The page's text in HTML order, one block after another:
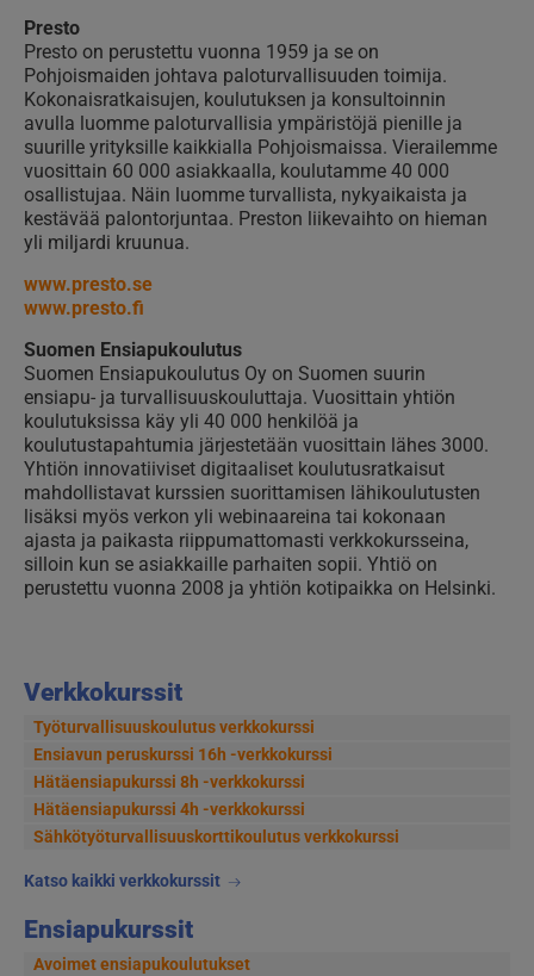
Verkkokurssit
Työturvallisuuskoulutus verkkokurssi
Ensiavun peruskurssi 16h -verkkokurssi
Hätäensiapukurssi 8h -verkkokurssi
Hätäensiapukurssi 4h -verkkokurssi
Sähkötyöturvallisuus­korttikoulutus verkkokurssi
Katso kaikki verkkokurssit
Ensiapukurssit
Avoimet ensiapukoulutukset
Presto
Presto on perustettu vuonna 1959 ja se on
Pohjoismaiden johtava paloturvallisuuden toimija.
Kokonaisratkaisujen, koulutuksen ja konsultoinnin
avulla luomme paloturvallisia ympäristöjä pienille ja
suurille yrityksille kaikkialla Pohjoismaissa. Vierailemme
vuosittain 60 000 asiakkaalla, koulutamme 40 000
osallistujaa. Näin luomme turvallista, nykyaikaista ja
kestävää palontorjuntaa. Preston liikevaihto on hieman
yli miljardi kruunua.
www.presto.se
www.presto.fi
Suomen Ensiapukoulutus
Suomen Ensiapukoulutus Oy on Suomen suurin
ensiapu- ja turvallisuuskouluttaja. Vuosittain yhtiön
koulutuksissa käy yli 40 000 henkilöä ja
koulutustapahtumia järjestetään vuosittain lähes 3000.
Yhtiön innovatiiviset digitaaliset koulutusratkaisut
mahdollistavat kurssien suorittamisen lähikoulutusten
lisäksi myös verkon yli webinaareina tai kokonaan
ajasta ja paikasta riippumattomasti verkkokursseina,
silloin kun se asiakkaille parhaiten sopii. Yhtiö on
perustettu vuonna 2008 ja yhtiön kotipaikka on Helsinki.